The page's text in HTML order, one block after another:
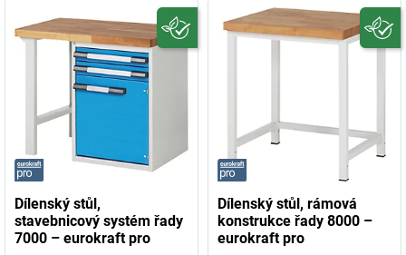
Dílenský stůl,
stavebnicový systém řady
7000 – eurokraft pro
Dílenský stůl, rámová
konstrukce řady 8000 –
eurokraft pro